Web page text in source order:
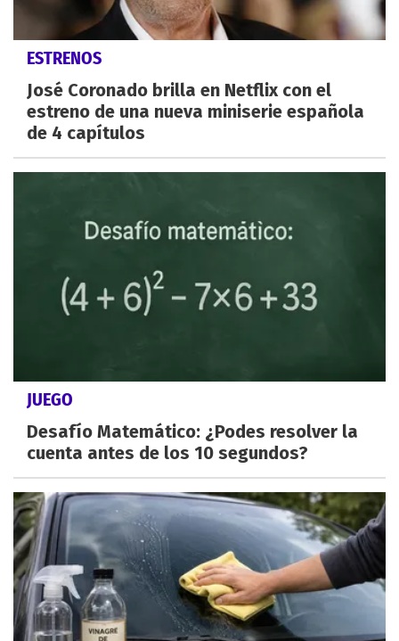
ESTRENOS
José Coronado brilla en Netflix con el
estreno de una nueva miniserie española
de 4 capítulos
JUEGO
Desafío Matemático: ¿Podes resolver la
cuenta antes de los 10 segundos?